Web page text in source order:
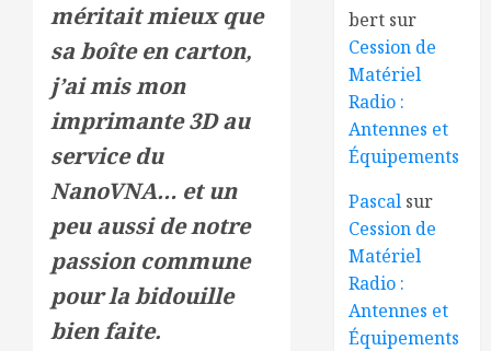
méritait mieux que
sa boîte en carton,
j’ai mis mon
imprimante 3D au
service du
NanoVNA… et un
peu aussi de notre
passion commune
pour la bidouille
bien faite.
bert sur
Cession de
Matériel
Radio :
Antennes et
Équipements
Pascal sur
Cession de
Matériel
Radio :
Antennes et
Équipements